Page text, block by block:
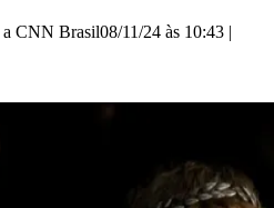
a CNN Brasil08/11/24 às 10:43 |